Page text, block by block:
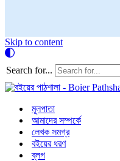
Skip to content
Search for...
মূলপাতা
আমাদের সম্পর্কে
লেখক সমগ্র
বইয়ের ধরণ
ব্লগ